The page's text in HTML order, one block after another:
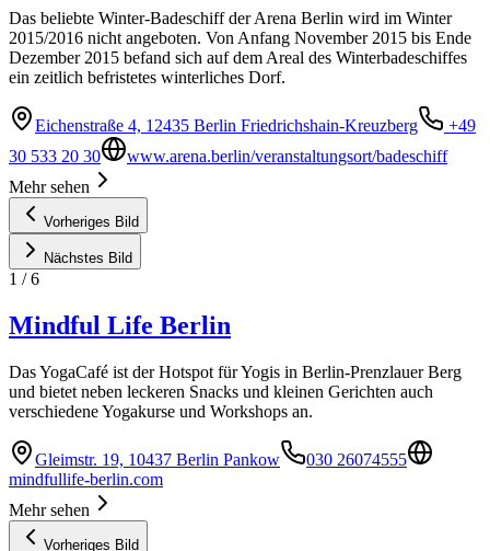
Das beliebte Winter-Badeschiff der Arena Berlin wird im Winter
2015/2016 nicht angeboten. Von Anfang November 2015 bis Ende
Dezember 2015 befand sich auf dem Areal des Winterbadeschiffes
ein zeitlich befristetes winterliches Dorf.
Eichenstraße 4, 12435 Berlin Friedrichshain-Kreuzberg
+49
30 533 20 30
www.arena.berlin/veranstaltungsort/badeschiff
Mehr sehen
Vorheriges Bild
Nächstes Bild
1 /6
Mindful Life Berlin
Das YogaCafé ist der Hotspot für Yogis in Berlin-Prenzlauer Berg
und bietet neben leckeren Snacks und kleinen Gerichten auch
verschiedene Yogakurse und Workshops an.
Gleimstr. 19, 10437 Berlin Pankow
030 26074555
mindfullife-berlin.com
Mehr sehen
Vorheriges Bild